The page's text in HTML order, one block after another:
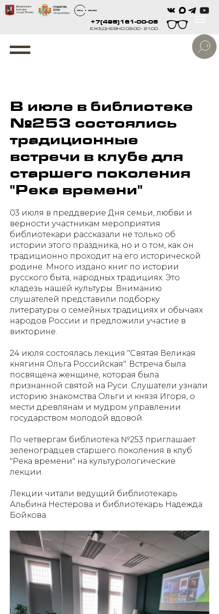
+7(495)161-00-05
ЕЖЕДНЕВНО 09:00 - 21:00
В июле в библиотеке
№253 состоялись
традиционные
встречи в клубе для
старшего поколения
"Река времени"
03 июля в преддверие Дня семьи, любви и
верности участникам мероприятия
библиотекари рассказали не только об
истории этого праздника, но и о том, как он
традиционно проходит на его исторической
родине. Много издано книг по истории
русского быта, народных традициях. Это
кладезь нашей культуры. Вниманию
слушателей представили подборку
литературы о семейных традициях и обычаях
народов России и предложили участие в
викторине.
24 июля состоялась лекция "Святая Великая
княгиня Ольга Российская". Встреча была
посвящена женщине, которая была
признанной святой на Руси. Слушатели узнали
историю знакомства Ольги и князя Игоря, о
мести древлянам и мудром управлении
государством молодой вдовой.
По четвергам библиотека №253 приглашает
зеленоградцев старшего поколения в клуб
"Река времени" на культурологические
лекции.
Лекции читали ведущий библиотекарь
Альбина Нестерова и библиотекарь Надежда
Бойкова.